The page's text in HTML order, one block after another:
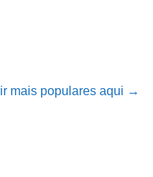
mais populares aqui →